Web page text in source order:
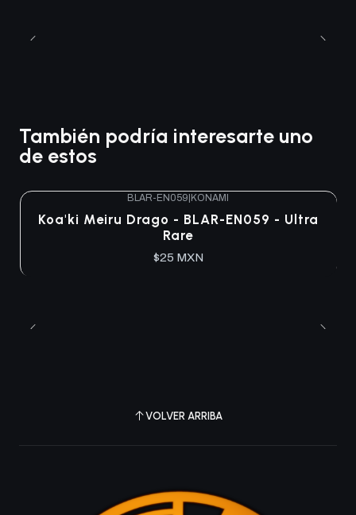
También podría interesarte uno
de estos
Agotado
BLAR-EN059|KONAMI
Koa'ki Meiru Drago - BLAR-EN059 - Ultra
Rare
$25 MXN
VOLVER ARRIBA